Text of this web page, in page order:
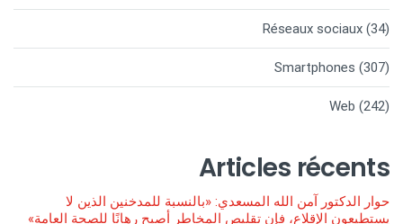
Réseaux sociaux (34)
Smartphones (307)
Web (242)
Articles récents
حوار الدكتور آمن الله المسعدي: «بالنسبة للمدخنين الذين لا
يستطيعون الإقلاع، فإن تقليص المخاطر أصبح رهانًا للصحة العامة»